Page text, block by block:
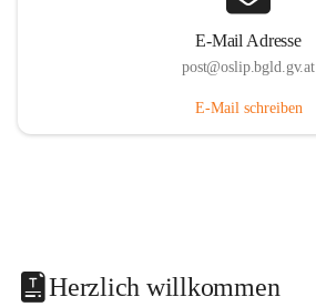
E-Mail Adresse
post@oslip.bgld.gv.at
E-Mail schreiben
Herzlich willkommen